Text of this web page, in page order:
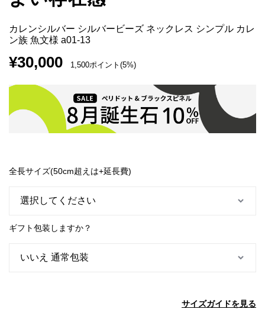
カレンシルバー シルバービーズ ネックレス シンプル カレ
ン族 魚文様 a01-13
¥30,000 1,500ポイント(5%)
全長サイズ(50cm超えは+延長費)
ギフト包装しますか？
サイズガイドを見る